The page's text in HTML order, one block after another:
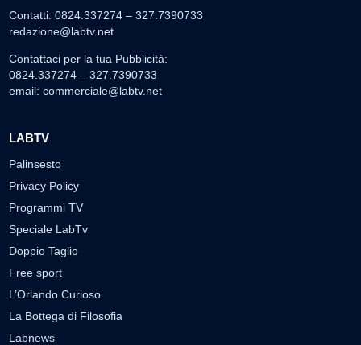
Contatti: 0824.337274 – 327.7390733
redazione@labtv.net
Contattaci per la tua Pubblicità:
0824.337274 – 327.7390733
email: commerciale@labtv.net
LABTV
Palinsesto
Privacy Policy
Programmi TV
Speciale LabTv
Doppio Taglio
Free sport
L’Orlando Curioso
La Bottega di Filosofia
Labnews